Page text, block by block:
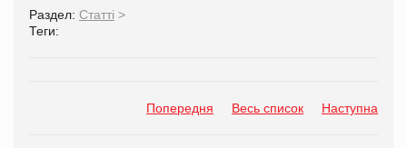
Раздел: Статті >
Теги:
Попередня Весь список Наступна